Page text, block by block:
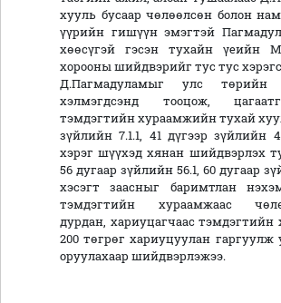
хууль бусаар чөлөөлсөн болон
үүрийн гишүүн эмэгтэй
хөөсүгэй гэсэн тухайн үеийн
хорооны шийдвэрийг тус тус
Д.Пагмадуламыг улс төрийн
хэлмэгдсэнд тооцож,
тэмдэгтийн хураамжийн тухай
зүйлийн 7.1.1, 41 дүгээр зүйлийн
хэрэг шүүхэд хянан шийдвэрлэх
56 дугаар зүйлийн 56.1, 60 дугаар
хэсэгт заасныг баримтлан
тэмдэгтийн хураамжаас
дурдан, хариуцагчаас тэмдэгтийн
200 төгрөг хариуцуулан гаргуулж
оруулахаар шийдвэрлэжээ.